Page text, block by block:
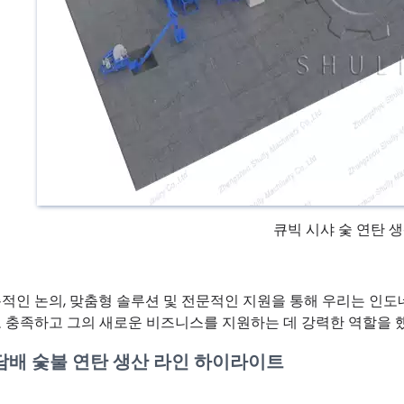
큐빅 시샤 숯 연탄
인 논의, 맞춤형 솔루션 및 전문적인 지원을 통해 우리는 인
충족하고 그의 새로운 비즈니스를 지원하는 데 강력한 역할을
배 숯불 연탄 생산 라인 하이라이트